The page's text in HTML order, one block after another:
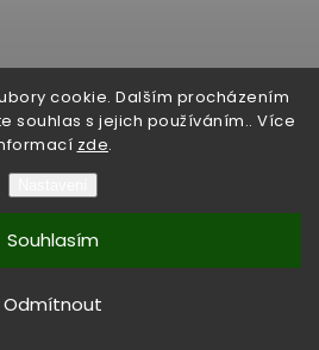
cookie. Dalším procházením
souhlas s jejich používáním.. Více
zde.
Odmítnout
Souhlasím